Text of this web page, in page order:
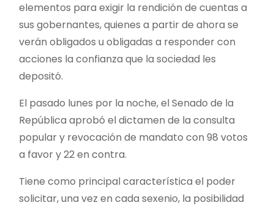
elementos para exigir la rendición de cuentas a
sus gobernantes, quienes a partir de ahora se
verán obligados u obligadas a responder con
acciones la confianza que la sociedad les
depositó.
El pasado lunes por la noche, el Senado de la
República aprobó el dictamen de la consulta
popular y revocación de mandato con 98 votos
a favor y 22 en contra.
Tiene como principal característica el poder
solicitar, una vez en cada sexenio, la posibilidad